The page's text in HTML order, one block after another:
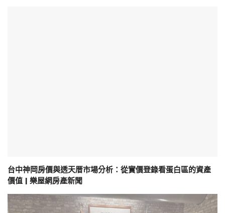
台中神岡房價與透天厝市場分析：從實價登錄看蛋白區的資產
價值 | 樂屋網房產新聞